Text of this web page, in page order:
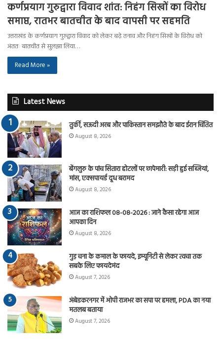
कर्णप्रयाग गुरुद्वारा विवाद शांत: निहंग सिखों का विरोध
समाप्त, रातभर बातचीत के बाद वापसी पर सहमति
उत्तराखंड के कर्णप्रयाग गुरुद्वारा विवाद को लेकर बढ़े तनाव और निहंग सिखों के विरोध को
अंततः बातचीत से सुलझा लिया…
Read More »
Latest News
तुर्की, सऊदी अरब और पाकिस्तान समझौते के बाद ईरान चिंतित
August 8, 2026
बेंगलुरु के पांच सितारा होटलों पर छापेमारी: सड़ी हुई सब्जियां,
मांस, एक्सपायर्ड दूध बरामद
August 8, 2026
आज का राशिफल 08-08-2026 : जाने कैसा रहेगा आज
आपका दिन
August 8, 2026
गुड़ चना के कमाल के फायदे, इम्यूनिटी से लेकर त्वचा तक
सबके लिए फायदेमंद
August 7, 2026
अंबेडकरनगर में ओपी राजभर का सपा पर हमला, PDA का नया
मतलब बताया
August 7, 2026